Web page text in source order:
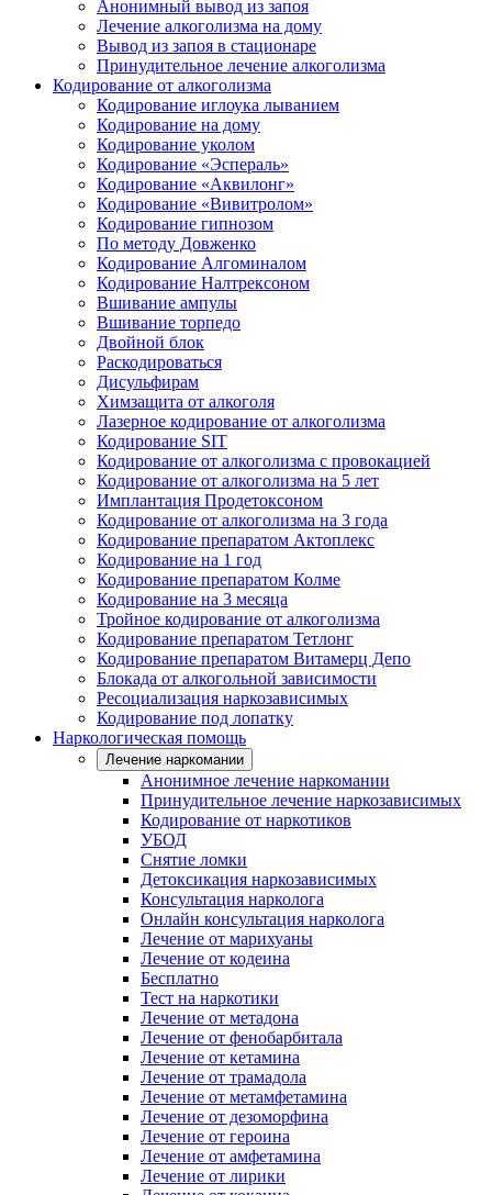
Анонимный вывод из запоя
Лечение алкоголизма на дому
Вывод из запоя в стационаре
Принудительное лечение алкоголизма
Кодирование от алкоголизма
Кодирование иглоука лыванием
Кодирование на дому
Кодирование уколом
Кодирование «Эспераль»
Кодирование «Аквилонг»
Кодирование «Вивитролом»
Кодирование гипнозом
По методу Довженко
Кодирование Алгоминалом
Кодирование Налтрексоном
Вшивание ампулы
Вшивание торпедо
Двойной блок
Раскодироваться
Дисульфирам
Химзащита от алкоголя
Лазерное кодирование от алкоголизма
Кодирование SIT
Кодирование от алкоголизма с провокацией
Кодирование от алкоголизма на 5 лет
Имплантация Продетоксоном
Кодирование от алкоголизма на 3 года
Кодирование препаратом Актоплекс
Кодирование на 1 год
Кодирование препаратом Колме
Кодирование на 3 месяца
Тройное кодирование от алкоголизма
Кодирование препаратом Тетлонг
Кодирование препаратом Витамерц Депо
Блокада от алкогольной зависимости
Ресоциализация наркозависимых
Кодирование под лопатку
Наркологическая помощь
Лечение наркомании
Анонимное лечение наркомании
Принудительное лечение наркозависимых
Кодирование от наркотиков
УБОД
Снятие ломки
Детоксикация наркозависимых
Консультация нарколога
Онлайн консультация нарколога
Лечение от марихуаны
Лечение от кодеина
Бесплатно
Тест на наркотики
Лечение от метадона
Лечение от фенобарбитала
Лечение от кетамина
Лечение от трамадола
Лечение от метамфетамина
Лечение от дезоморфина
Лечение от героина
Лечение от амфетамина
Лечение от лирики